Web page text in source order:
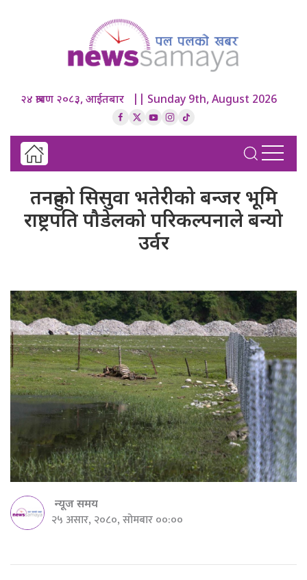
२४ श्रावण २०८३, आईतबार || Sunday 9th, August 2026
तनहुको सिसुवा भतेरीको बन्जर भूमि
राष्ट्रपति पौडेलको परिकल्पनाले बन्यो
उर्वर
न्यूज समय
२५ असार, २०८०, सोमबार ००:००